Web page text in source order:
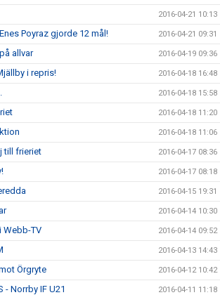
2016-04-21 10:13
Poyraz gjorde 12 mål! 2016-04-21 09:31
allvar 2016-04-19 09:36
i repris! 2016-04-18 16:48
2016-04-18 15:58
2016-04-18 11:20
2016-04-18 11:06
till frieriet 2016-04-17 08:36
2016-04-17 08:18
2016-04-15 19:31
2016-04-14 10:30
Webb-TV 2016-04-14 09:52
2016-04-13 14:43
Örgryte 2016-04-12 10:42
- Norrby IF U21 2016-04-11 11:18